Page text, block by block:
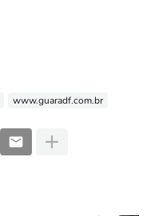
www.guaradf.com.br